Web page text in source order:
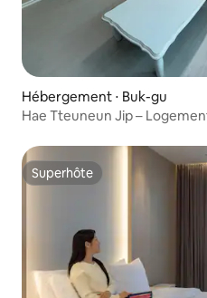
Hébergement ⋅ Buk-gu
Hae Tteuneun Jip –
Superhôte
Superhôte